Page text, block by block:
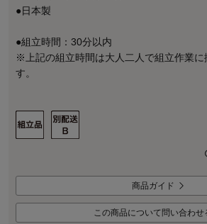
●日本製
●組立時間：30分以内
※上記の組立時間は大人二人で組立作業
す。
商品ガイド
この商品について問い合わせ